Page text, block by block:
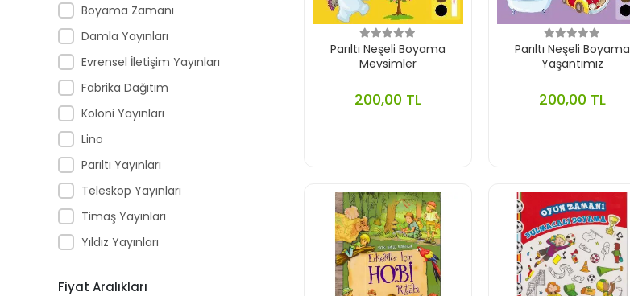
Boyama Zamanı
Damla Yayınları
Evrensel İletişim Yayınları
Fabrika Dağıtım
Koloni Yayınları
Lino
Parıltı Yayınları
Teleskop Yayınları
Timaş Yayınları
Yıldız Yayınları
Fiyat Aralıkları
Parıltı Neşeli Boyama
Mevsimler
200,00 TL
Parıltı Neşeli Boyama
Yaşantımız
200,00 TL